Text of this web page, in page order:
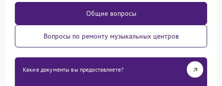
Общие вопросы
Вопросы по ремонту музыкальных центров
Какие документы вы предоставляете?